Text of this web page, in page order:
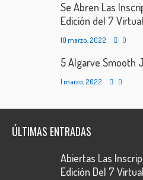
Se Abren Las
Edición del 7
10 marzo, 2022 0
5 Algarve Smooth
1 marzo, 2022 0
ÚLTIMAS ENTRADAS
Abiertas Las
Edición Del 7